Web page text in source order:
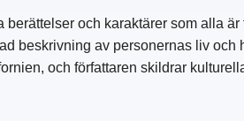
berättelser och karaktärer som alla
beskrivning av personernas liv och
och författaren skildrar